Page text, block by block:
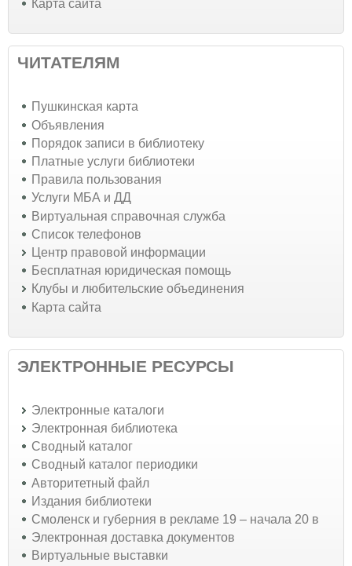
Карта сайта
ЧИТАТЕЛЯМ
Пушкинская карта
Объявления
Порядок записи в библиотеку
Платные услуги библиотеки
Правила пользования
Услуги МБА и ДД
Виртуальная справочная служба
Список телефонов
Центр правовой информации
Бесплатная юридическая помощь
Клубы и любительские объединения
Карта сайта
ЭЛЕКТРОННЫЕ РЕСУРСЫ
Электронные каталоги
Электронная библиотека
Сводный каталог
Сводный каталог периодики
Авторитетный файл
Издания библиотеки
Смоленск и губерния в рекламе 19 – начала 20 в
Электронная доставка документов
Виртуальные выставки